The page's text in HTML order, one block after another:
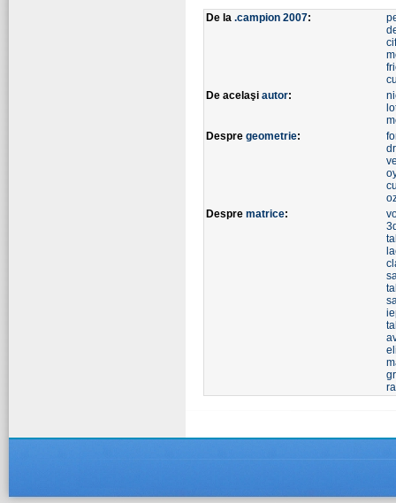
De la .campion 2007:
De acelaşi autor:
Despre geometrie:
Despre matrice: